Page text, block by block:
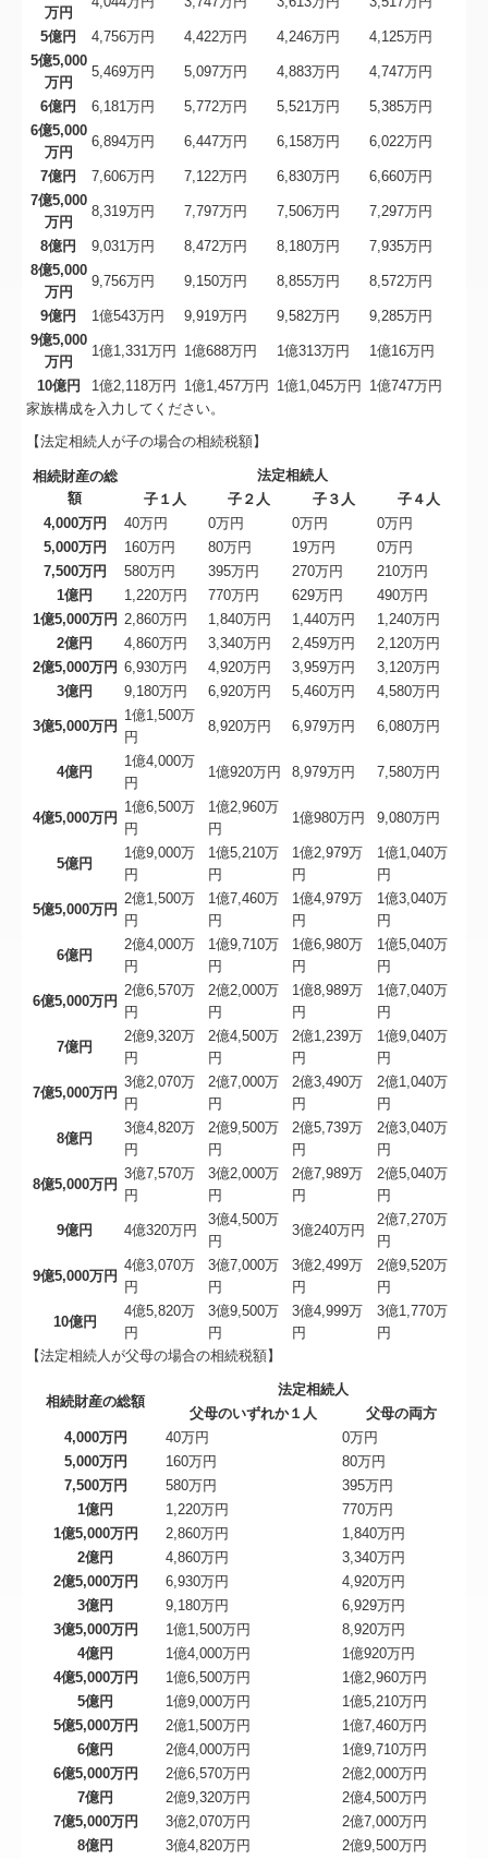
万円
5億円 4,756万円 4,422万円 4,246万円
4,125万円
5億5,000
万円
5,469万円 5,097万円 4,883万円 4,747万円
6億円 6,181万円 5,772万円 5,521万円
5,385万円
6億5,000
万円
6,894万円 6,447万円 6,158万円 6,022万円
7億円 7,606万円 7,122万円 6,830万円
6,660万円
7億5,000
万円
8,319万円 7,797万円 7,506万円 7,297万円
8億円 9,031万円 8,472万円 8,180万円
7,935万円
8億5,000
万円
9,756万円 9,150万円 8,855万円 8,572万円
9億円 1億543万円 9,919万円 9,582万円
9,285万円
9億5,000
万円
1億1,331万円 1億688万円 1億313万円 1億16万円
10億円 1億2,118万円 1億1,457万円 1億1,045万円
1億747万円
家族構成を入力してください。
【法定相続人が子の場合の相続税額】
相続財産の総
額
法定相続人
子１人
子２人 子３人
子４人
4,000万円
40万円 0万円 0万円
0万円
5,000万円
160万円 80万円 19万円
0万円
7,500万円
580万円 395万円 270万円
210万円
1億円
1,220万円 770万円 629万円
490万円
1億5,000万円 2,860万円 1,840万円 1,440万円
1,240万円
2億円
4,860万円 3,340万円 2,459万円
2,120万円
2億5,000万円 6,930万円 4,920万円 3,959万円
3,120万円
3億円
9,180万円 6,920万円 5,460万円 4,580万円
3億5,000万円
1億1,500万
円
8,920万円 6,979万円 6,080万円
4億円
1億4,000万
円
1億920万円 8,979万円 7,580万円
4億5,000万円
1億6,500万
円
1億2,960万
円
1億980万円 9,080万円
5億円
1億9,000万
円
1億5,210万
円
1億2,979万
円
1億1,040万
円
5億5,000万円
2億1,500万
円
1億7,460万
円
1億4,979万
円
1億3,040万
円
6億円
2億4,000万
円
1億9,710万
円
1億6,980万
円
1億5,040万
円
6億5,000万円
2億6,570万
円
2億2,000万
円
1億8,989万
円
1億7,040万
円
7億円
2億9,320万
円
2億4,500万
円
2億1,239万
円
1億9,040万
円
7億5,000万円
3億2,070万
円
2億7,000万
円
2億3,490万
円
2億1,040万
円
8億円
3億4,820万
円
2億9,500万
円
2億5,739万
円
2億3,040万
円
8億5,000万円
3億7,570万
円
3億2,000万
円
2億7,989万
円
2億5,040万
円
9億円 4億320万円
3億4,500万
円
3億240万円
2億7,270万
円
9億5,000万円
4億3,070万
円
3億7,000万
円
3億2,499万
円
2億9,520万
円
10億円
4億5,820万
円
3億9,500万
円
3億4,999万
円
3億1,770万
円
【法定相続人が父母の場合の相続税額】
相続財産の総額
法定相続人
父母のいずれか１人
父母の両方
4,000万円
40万円
0万円
5,000万円
160万円
80万円
7,500万円
580万円
395万円
1億円
1,220万円
770万円
1億5,000万円
2,860万円
1,840万円
2億円
4,860万円
3,340万円
2億5,000万円
6,930万円
4,920万円
3億円
9,180万円
6,929万円
3億5,000万円
1億1,500万円
8,920万円
4億円
1億4,000万円
1億920万円
4億5,000万円
1億6,500万円
1億2,960万円
5億円
1億9,000万円
1億5,210万円
5億5,000万円
2億1,500万円
1億7,460万円
6億円
2億4,000万円
1億9,710万円
6億5,000万円
2億6,570万円
2億2,000万円
7億円
2億9,320万円
2億4,500万円
7億5,000万円
3億2,070万円
2億7,000万円
8億円
3億4,820万円
2億9,500万円